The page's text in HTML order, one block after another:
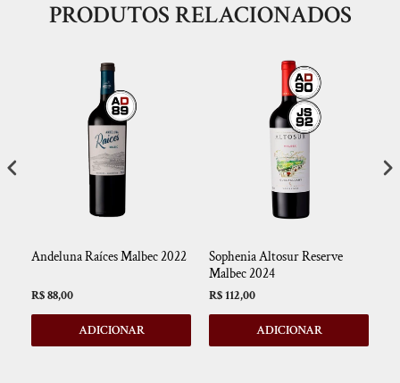
PRODUTOS RELACIONADOS
Andeluna Raíces Malbec 2022
R$ 88,00
ADICIONAR
Sophenia Altosur Reserve
Malbec 2024
R$ 112,00
ADICIONAR